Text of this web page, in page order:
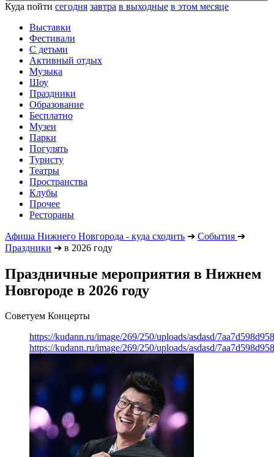
Куда пойти сегодня завтра в выходные в этом месяце
Выставки
Фестивали
С детьми
Активный отдых
Музыка
Шоу
Праздники
Образование
Бесплатно
Музеи
Парки
Погулять
Туристу
Театры
Пространства
Клубы
Прочее
Рестораны
Афиша Нижнего Новгорода - куда сходить ➔ События ➔
Праздники ➔ в 2026 году
Праздничные мероприятия в Нижнем
Новгороде в 2026 году
Советуем Концерты
https://kudann.ru/image/269/250/uploads/asdasd/
https://kudann.ru/image/269/250/uploads/asdasd/